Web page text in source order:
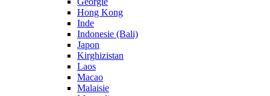
Hong Kong
Inde
Indonesie (Bali)
Japon
Kirghizistan
Laos
Macao
Malaisie